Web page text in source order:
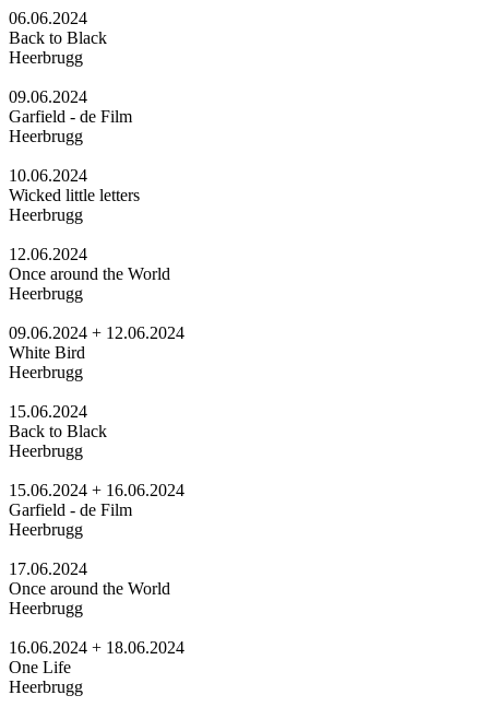
06.06.2024
Back to Black
Heerbrugg
09.06.2024
Garfield - de Film
Heerbrugg
10.06.2024
Wicked little letters
Heerbrugg
12.06.2024
Once around the World
Heerbrugg
09.06.2024 + 12.06.2024
White Bird
Heerbrugg
15.06.2024
Back to Black
Heerbrugg
15.06.2024 + 16.06.2024
Garfield - de Film
Heerbrugg
17.06.2024
Once around the World
Heerbrugg
16.06.2024 + 18.06.2024
One Life
Heerbrugg